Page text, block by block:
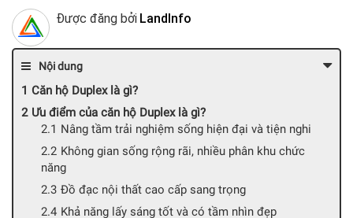
Được đăng bởi LandInfo
Nội dung
Căn hộ Duplex là gì?
Ưu điểm của căn hộ Duplex là gì?
Nâng tầm trải nghiệm sống hiện đại và tiện nghi
Không gian sống rộng rãi, nhiều phân khu chức
năng
Đồ đạc nội thất cao cấp sang trọng
Khả năng lấy sáng tốt và có tầm nhìn đẹp